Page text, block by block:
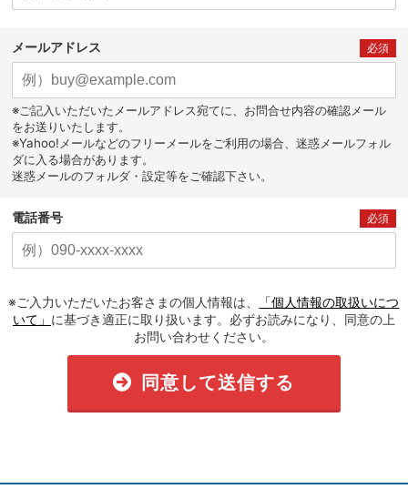
メールアドレス 必須
※ご記入いただいたメールアドレス宛てに、お問合せ内容の確認メール
をお送りいたします。
※Yahoo!メールなどのフリーメールをご利用の場合、迷惑メールフォル
ダに入る場合があります。
迷惑メールのフォルダ・設定等をご確認下さい。
電話番号 必須
※ご入力いただいたお客さまの個人情報は、
「個人情報の取扱いにつ
いて」 に基づき適正に取り扱います。必ずお読みになり、同意の上
お問い合わせください。
同意して送信する